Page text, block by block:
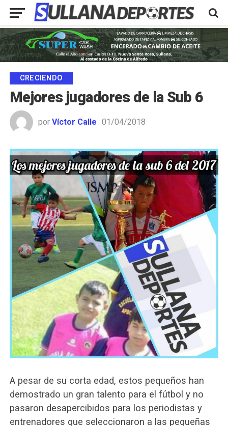
CRECIENDO
Mejores jugadores de la Sub 6
por Víctor Calle 01/04/2018
A pesar de su corta edad, estos pequeños han
demostrado un gran talento para el fútbol y no
pasaron desapercibidos para los periodistas y
entrenadores que seleccionaron a las pequeñas